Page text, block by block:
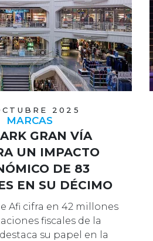
2025
MARCAS
GRAN VÍA
UN IMPACTO
DE 83
EN SU DÉCIMO
Afi cifra en 42 millones
fiscales de la
su papel en la